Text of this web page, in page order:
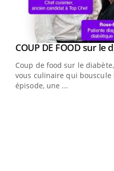
Youtube
COUP DE FOOD sur le
Coup de food sur le
vous culinaire qui bouscule
épisode, une ...